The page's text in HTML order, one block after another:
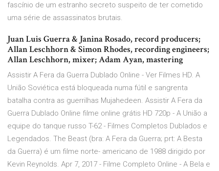
fascínio de um estranho secreto suspeito de ter cometido
uma série de assassinatos brutais.
Juan Luis Guerra & Janina Rosado, record producers;
Allan Leschhorn & Simon Rhodes, recording engineers;
Allan Leschhorn, mixer; Adam Ayan, mastering
Assistir A Fera da Guerra Dublado Online - Ver Filmes HD. A
União Soviética está bloqueada numa fútil e sangrenta
batalha contra as guerrilhas Mujahedeen. Assistir A Fera da
Guerra Dublado Online filme online grátis HD 720p - A União a
equipe do tanque russo T-62 - Filmes Completos Dublados e
Legendados. The Beast (bra: A Fera da Guerra; prt: A Besta
da Guerra) é um filme norte- americano de 1988 dirigido por
Kevin Reynolds. Apr 7, 2017 - Filme Completo Online - A Bela e